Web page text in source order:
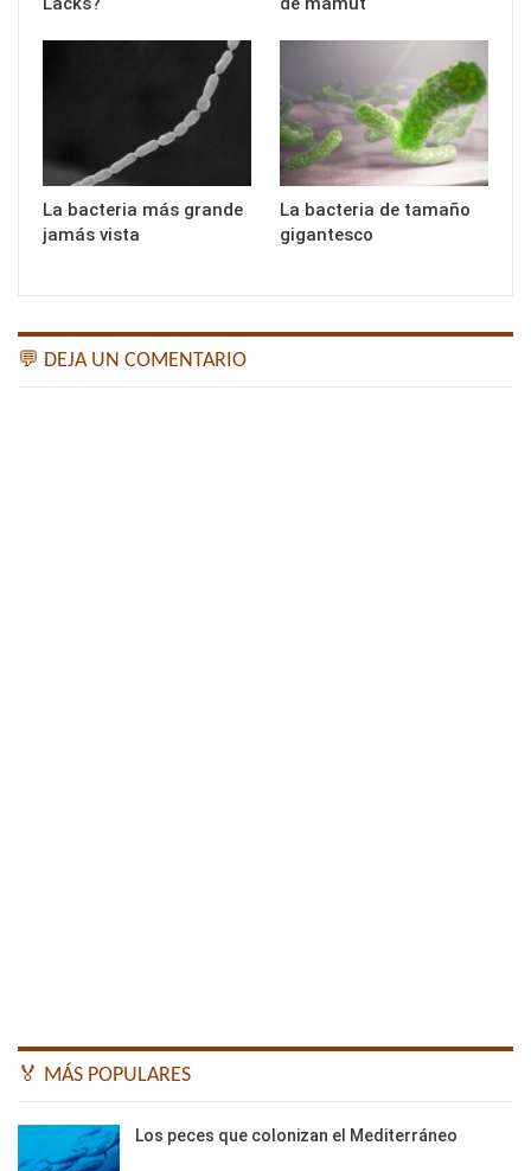
La bacteria más grande
jamás vista
La bacteria de tamaño
gigantesco
💬 DEJA UN COMENTARIO
🏅 MÁS POPULARES
Los peces que colonizan el Mediterráneo